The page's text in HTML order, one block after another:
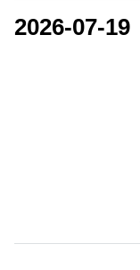
2026-07-19